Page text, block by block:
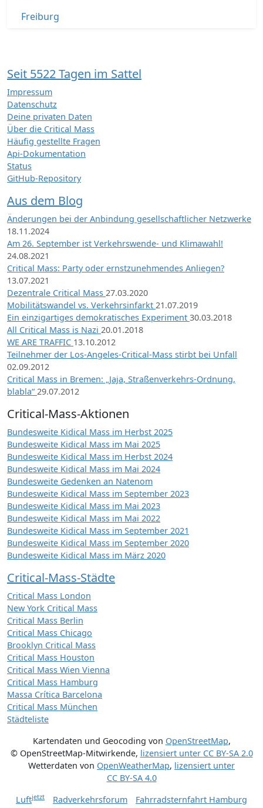
Freiburg
Seit 5522 Tagen im Sattel
Impressum
Datenschutz
Deine privaten Daten
Über die Critical Mass
Häufig gestellte Fragen
Api-Dokumentation
Status
GitHub-Repository
Aus dem Blog
Änderungen bei der Anbindung gesellschaftlicher Netzwerke
18.11.2024
Am 26. September ist Verkehrswende- und Klimawahl!
24.08.2021
Critical Mass: Party oder ernstzunehmendes Anliegen?
13.07.2021
Dezentrale Critical Mass 27.03.2020
Mobilitätswandel vs. Verkehrsinfarkt 21.07.2019
Ein einzigartiges demokratisches Experiment 30.03.2018
All Critical Mass is Nazi 20.01.2018
WE ARE TRAFFIC 13.10.2012
Teilnehmer der Los-Angeles-Critical-Mass stirbt bei Unfall
02.09.2012
Critical Mass in Bremen: „Jaja, Straßenverkehrs-Ordnung,
blabla“ 29.07.2012
Critical-Mass-Aktionen
Bundesweite Kidical Mass im Herbst 2025
Bundesweite Kidical Mass im Mai 2025
Bundesweite Kidical Mass im Herbst 2024
Bundesweite Kidical Mass im Mai 2024
Bundesweite Gedenken an Natenom
Bundesweite Kidical Mass im September 2023
Bundesweite Kidical Mass im Mai 2023
Bundesweite Kidical Mass im Mai 2022
Bundesweite Kidical Mass im September 2021
Bundesweite Kidical Mass im September 2020
Bundesweite Kidical Mass im März 2020
Critical-Mass-Städte
Critical Mass London
New York Critical Mass
Critical Mass Berlin
Critical Mass Chicago
Brooklyn Critical Mass
Critical Mass Houston
Critical Mass Wien Vienna
Critical Mass Hamburg
Massa Crítica Barcelona
Critical Mass München
Städteliste
Kartendaten und Geocoding von OpenStreetMap,
© OpenStreetMap-Mitwirkende, lizensiert unter CC BY-SA 2.0
Wetterdaten von OpenWeatherMap, lizensiert unter
CC BY-SA 4.0
Luftjetzt Radverkehrsforum
Fahrradsternfahrt Hamburg